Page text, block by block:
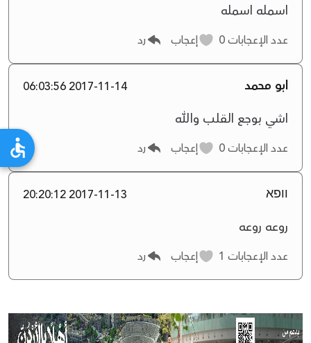
اسمله اسمله
عدد الإعجابات إعجاب رد
ابو محمد 2017-11-14 06:03:56
اشي بوجع القلب والله
عدد الإعجابات إعجاب رد
וופא 2017-11-13 20:20:12
روعه روعه
عدد الإعجابات إعجاب رد